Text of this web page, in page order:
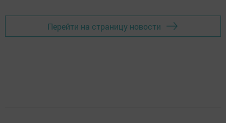
Перейти на страницу новости